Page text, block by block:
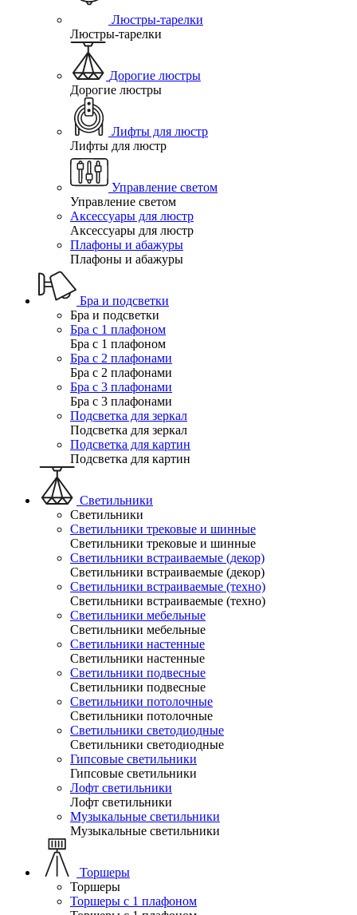
Люстры-тарелки
Люстры-тарелки
Дорогие люстры
Дорогие люстры
Лифты для люстр
Лифты для люстр
Управление светом
Управление светом
Аксессуары для люстр
Аксессуары для люстр
Плафоны и абажуры
Плафоны и абажуры
Бра и подсветки
Бра и подсветки
Бра с 1 плафоном
Бра с 1 плафоном
Бра с 2 плафонами
Бра с 2 плафонами
Бра с 3 плафонами
Бра с 3 плафонами
Подсветка для зеркал
Подсветка для зеркал
Подсветка для картин
Подсветка для картин
Светильники
Светильники
Светильники трековые и шинные
Светильники трековые и шинные
Светильники встраиваемые (декор)
Светильники встраиваемые (декор)
Светильники встраиваемые (техно)
Светильники встраиваемые (техно)
Светильники мебельные
Светильники мебельные
Светильники настенные
Светильники настенные
Светильники подвесные
Светильники подвесные
Светильники потолочные
Светильники потолочные
Светильники светодиодные
Светильники светодиодные
Гипсовые светильники
Гипсовые светильники
Лофт светильники
Лофт светильники
Музыкальные светильники
Музыкальные светильники
Торшеры
Торшеры
Торшеры с 1 плафоном